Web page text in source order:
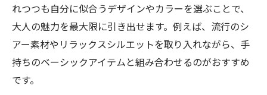
れつつも自分に似合うデザインやカラーを選ぶことで、
大人の魅力を最大限に引き出せます。例えば、流行のシ
アー素材やリラックスシルエットを取り入れながら、手
持ちのベーシックアイテムと組み合わせるのがおすすめ
です。